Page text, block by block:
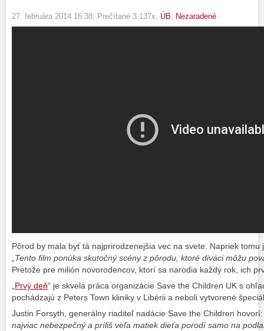
27. februára 2014 16:38 , Prečítané 3 137x, ÚB Nezaradené
Pôrod by mala byť tá najprirodzenejšia vec na svete. Napriek tomu
„Tento film ponúka skutočný scény z pôrodu, ktoré diváci môžu
Pretože pre milión novorodencov, ktorí sa narodia každý rok, ich
Prvý deň“ je skvelá práca organizácie Save the Children UK s
pochádzajú z Peters Town kliniky v Libérii a neboli vytvorené
Justin Forsyth, generálny riaditeľ nadácie Save the Children hovorí:
najviac nebezpečný a príliš veľa matiek dieťa porodí samo na